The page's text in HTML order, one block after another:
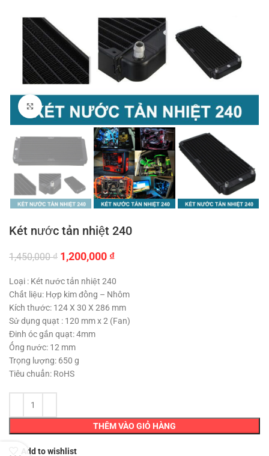
Click to enlarge
Két nước tản nhiệt 240
1,450,000₫ Giá
là:
1,450,000 ₫.
1,200,000 ₫Giá
tại
là:
1,200,000 ₫.
Loại : Két nước tản nhiệt 240
Chất liệu: Hợp kim đồng – Nhôm
Kích thước: 124 X 30 X 286 mm
Sử dụng quạt : 120 mm x 2 (Fan)
Đinh óc gắn quạt: 4mm
Ống nước: 12 mm
Trọng lượng: 650 g
Tiêu chuẩn: RoHS
THÊM VÀO GIỎ HÀNG
Add to wishlist